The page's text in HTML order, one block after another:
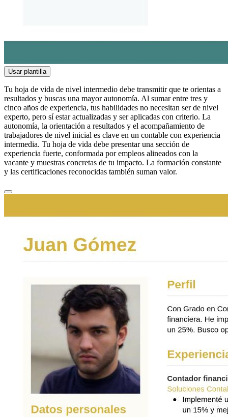
Usar plantilla
Tu hoja de vida de nivel intermedio debe transmitir que te orientas a
resultados y buscas una mayor autonomía. Al sumar entre tres y
cinco años de experiencia, tus habilidades no necesitan ser de nivel
experto, pero sí estar actualizadas y ser aplicadas con criterio. La
autonomía, la orientación a resultados y el acompañamiento de
trabajadores de nivel inicial es clave en un contable con experiencia
intermedia. Tu hoja de vida debe presentar una sección de
experiencia fuerte, conformada por empleos alineados con la
vacante y muestras concretas de tu impacto. La formación constante
y las certificaciones reconocidas también suman valor.